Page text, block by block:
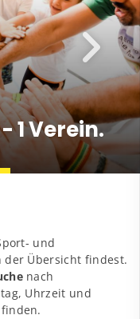
1 Verein.
und
der Übersicht findest.
nach
Uhrzeit und